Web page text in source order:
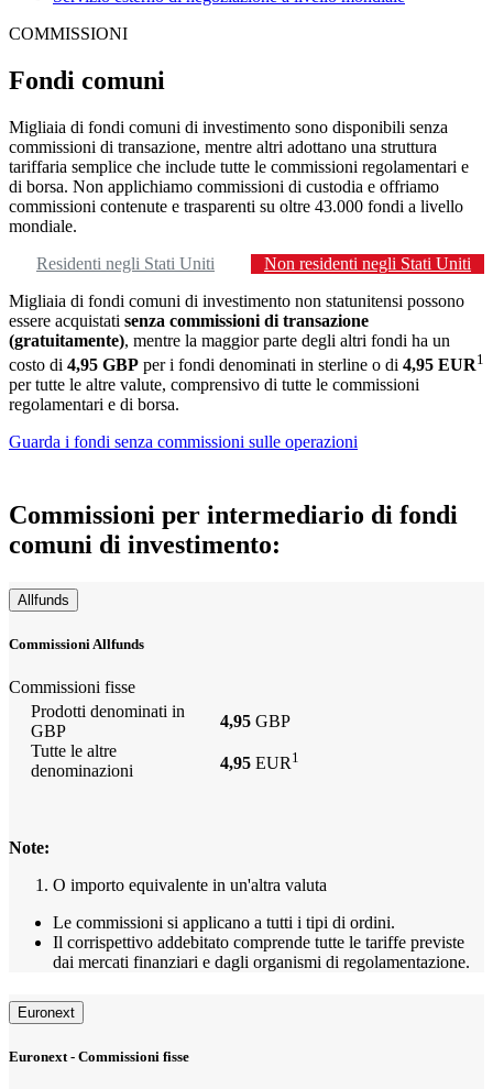
COMMISSIONI
Fondi comuni
Migliaia di fondi comuni di investimento sono disponibili senza
commissioni di transazione, mentre altri adottano una struttura
tariffaria semplice che include tutte le commissioni regolamentari e
di borsa. Non applichiamo commissioni di custodia e offriamo
commissioni contenute e trasparenti su oltre 43.000 fondi a livello
mondiale.
Residenti negli Stati Uniti
Non residenti negli Stati Uniti
Migliaia di fondi comuni di investimento non statunitensi possono
essere acquistati senza commissioni di transazione
(gratuitamente), mentre la maggior parte degli altri fondi ha un
costo di 4,95 GBP per i fondi denominati in sterline o di 4,95 EUR1
per tutte le altre valute, comprensivo di tutte le commissioni
regolamentari e di borsa.
Guarda i fondi senza commissioni sulle operazioni
Commissioni per intermediario di fondi
comuni di investimento:
Allfunds
Commissioni Allfunds
Commissioni fisse
Prodotti denominati in
GBP
4,95 GBP
Tutte le altre
denominazioni
4,95 EUR1
Note:
O importo equivalente in un'altra valuta
Le commissioni si applicano a tutti i tipi di ordini.
Il corrispettivo addebitato comprende tutte le tariffe previste
dai mercati finanziari e dagli organismi di regolamentazione.
Euronext
Euronext - Commissioni fisse